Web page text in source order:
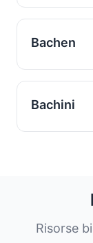
Bachen
Bachini
Risorse